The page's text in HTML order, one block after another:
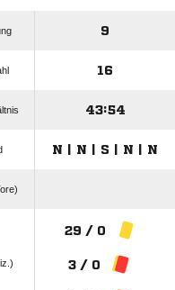
9
16
43:54
N | N | S | N | N
29 / 0
3 / 0